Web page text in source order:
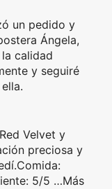
un pedido y
Ángela,
calidad
y seguiré
Velvet y
preciosa y
5/5 …Más